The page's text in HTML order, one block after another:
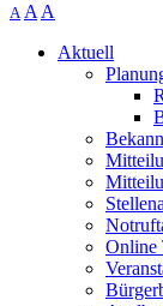
A A A
Aktuell
Online